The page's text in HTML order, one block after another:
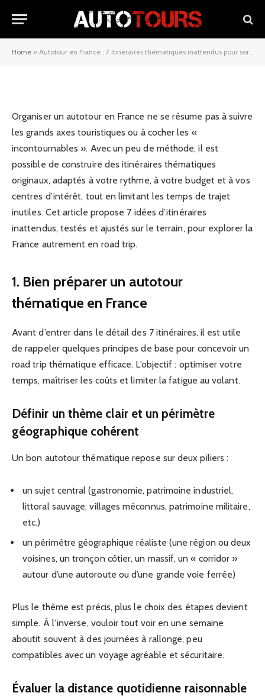
Home » Autotour en France : 7 itinéraires thématiques inattendus pour sortir des sentiers battus
thématiques inattendus pour
sortir des sentiers battus
Organiser un autotour en France ne se résume pas à suivre
les grands axes touristiques ou à cocher les «
incontournables ». Avec un peu de méthode, il est
possible de construire des itinéraires thématiques
originaux, adaptés à votre rythme, à votre budget et à vos
centres d’intérêt, tout en limitant les temps de trajet
inutiles. Cet article propose 7 idées d’itinéraires
inattendus, testés et ajustés sur le terrain, pour explorer la
France autrement en road trip.
1. Bien préparer un autotour
thématique en France
Avant d’entrer dans le détail des 7 itinéraires, il est utile
de rappeler quelques principes de base pour concevoir un
road trip thématique efficace. L’objectif : optimiser votre
temps, maîtriser les coûts et limiter la fatigue au volant.
Définir un thème clair et un périmètre
géographique cohérent
Un bon autotour thématique repose sur deux piliers :
un sujet central (gastronomie, patrimoine industriel,
littoral sauvage, villages méconnus, patrimoine militaire,
etc.)
un périmètre géographique réaliste (une région ou deux
voisines, un tronçon côtier, un massif, un « corridor »
autour d’une autoroute ou d’une grande voie ferrée)
Plus le thème est précis, plus le choix des étapes devient
simple. À l’inverse, vouloir tout voir en une semaine
aboutit souvent à des journées à rallonge, peu
compatibles avec un voyage agréable et sécuritaire.
Évaluer la distance quotidienne raisonnable